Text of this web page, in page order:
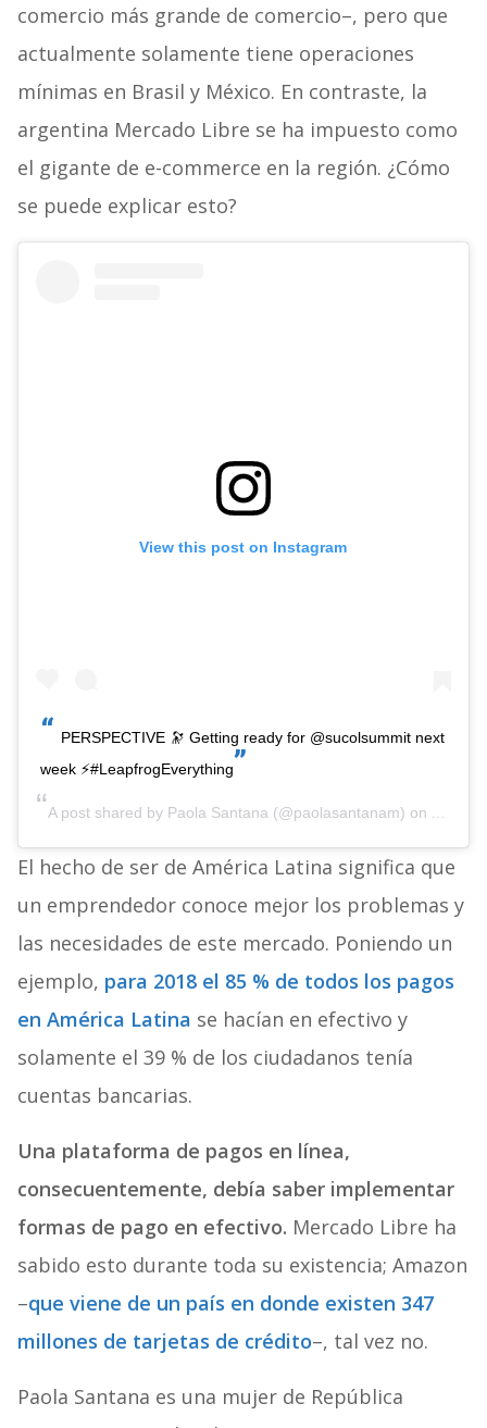
comercio más grande de comercio–, pero que
actualmente solamente tiene operaciones
mínimas en Brasil y México. En contraste, la
argentina Mercado Libre se ha impuesto como
el gigante de e-commerce en la región. ¿Cómo
se puede explicar esto?
View this post on Instagram
PERSPECTIVE 🔭 Getting ready for @sucolsummit next
week ⚡️#LeapfrogEverything
A post shared by Paola Santana(@paolasantanam) on Aug
El hecho de ser de América Latina significa que
un emprendedor conoce mejor los problemas y
las necesidades de este mercado. Poniendo un
ejemplo, para 2018 el 85 % de todos los pagos
en América Latina se hacían en efectivo y
solamente el 39 % de los ciudadanos tenía
cuentas bancarias.
Una plataforma de pagos en línea,
consecuentemente, debía saber implementar
formas de pago en efectivo. Mercado Libre ha
sabido esto durante toda su existencia; Amazon
–que viene de un país en donde existen 347
millones de tarjetas de crédito–, tal vez no.
Paola Santana es una mujer de República